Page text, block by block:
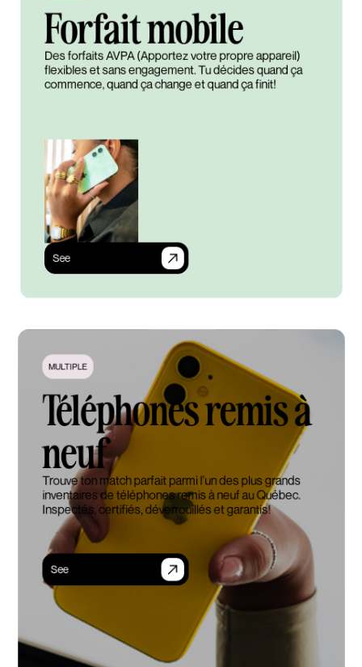
Forfait mobile
Des forfaits AVPA (Apportez votre propre appareil)
flexibles et sans engagement. Tu décides quand ça
commence, quand ça change et quand ça finit!
See
MULTIPLE
Téléphones remis à
neuf
Trouve ton match parfait parmi l’un des plus grands
inventaires de téléphones remis à neuf au Québec.
Inspectés, certifiés, déverrouillés et garantis!
See